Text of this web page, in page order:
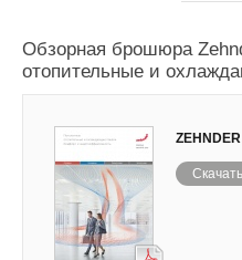
Обзорная брошюра
отопительные и
ZEHNDER
Скачать